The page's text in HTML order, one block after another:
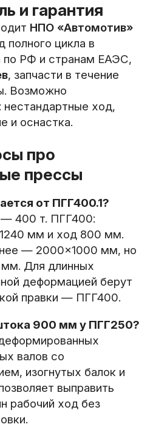
и гарантия
НПО «Автомотив»
полного цикла в
по РФ и странам ЕАЭС,
, запчасти в течение
Возможно
нестандартные ход,
и оснастка.
про
прессы
от ПГГ400.1?
— 400 т. ПГГ400:
мм и ход 800 мм.
— 2000×1000 мм, но
Для длинных
деформацией берут
правки — ПГГ400.
900 мм у ПГГ250?
валов со
изогнутых балок и
выправить
рабочий ход без